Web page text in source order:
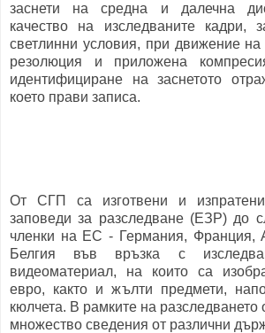
заснети на средна и далечна
качество на изследваните кадри,
светлинни условия, при движение на
резолюция и приложена
идентифициране на заснетото
което прави записа.
От СГП са изготвени и
заповеди за разследване (ЕЗР) до
членки на ЕС - Германия, Франция,
Белгия във връзка с
видеоматериал, на които са
евро, както и жълти предмети,
кюлчета. В рамките на
множество сведения от различни